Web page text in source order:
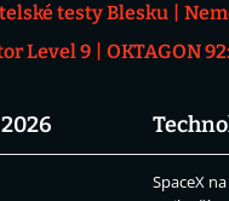
testy Blesku
Level 9 OKTAGON
SpaceX